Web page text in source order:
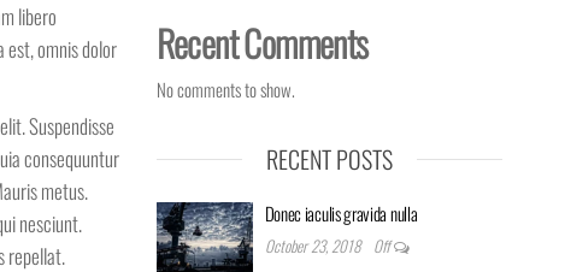
libero
est, omnis dolor
Suspendisse
consequuntur
metus.
nesciunt.
repellat.
Recent Comments
No comments to show.
RECENT POSTS
Donec iaculis gravida nulla
October 23, 2018 Off